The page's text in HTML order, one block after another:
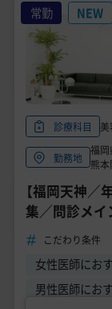
美容医療医師の
美容クリニ
美容外科
美容クリニ
美容医療の
美容医療辞
よくあるご質問
医師採用ご担
常勤 NEW
診療科目 美
勤務地
福岡
熊本
【福岡天神／
集／問診メ
度あり◎
こだわり条件
女性医師にお
男性医師にお